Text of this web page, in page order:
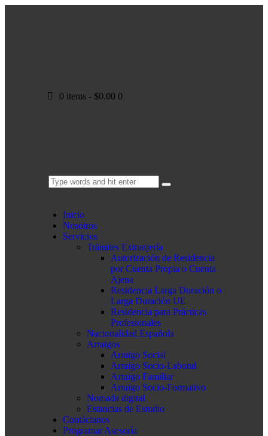
0 items - $0.00 0
Inicio
Nosotros
Servicios
Trámites Extranjería
Autorización de Residencia
por Cuenta Propia o Cuenta
Ajena
Residencia Larga Duración o
Larga Duración UE
Residencia para Prácticas
Profesionales
Nacionalidad Española
Arraigos
Arraigo Social
Arraigo Socio-Laboral
Arraigo Familiar
Arraigo Socio-Formativo
Nomada digital
Estancias de Estudio
Contáctanos
Programar Asesoría